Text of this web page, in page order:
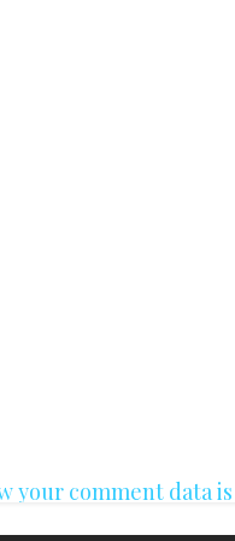
your comment data